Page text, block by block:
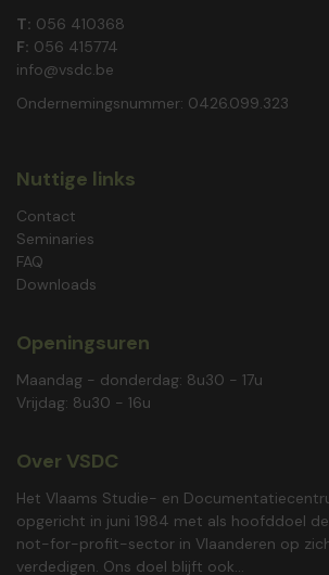
T: 056 410368
F: 056 415774
info@vsdc.be
Ondernemingsnummer: 0426.099.323
Nuttige links
Contact
Seminaries
FAQ
Downloads
Openingsuren
Maandag - donderdag: 8u30 - 17u
Vrijdag: 8u30 - 16u
Over VSDC
Het Vlaams Studie- en
opgericht in juni 1984 met als hoofddoel
not-for-profit-sector in Vlaanderen op
verdedigen. Ons doel blijft ook...